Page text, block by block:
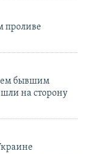
проливе
бывшим
на сторону